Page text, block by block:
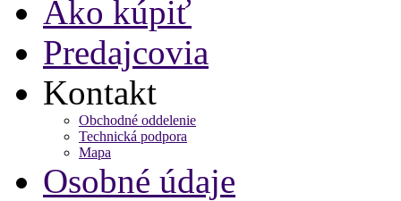
Ako kúpiť
Predajcovia
Kontakt
Obchodné oddelenie
Technická podpora
Mapa
Osobné údaje